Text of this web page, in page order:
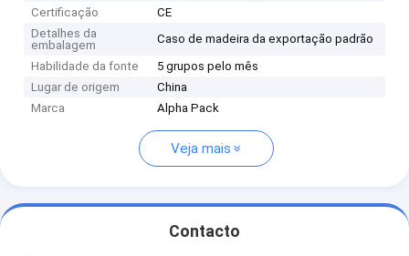
Certificação
CE
Detalhes da
embalagem
Caso de madeira da exportação padrão
Habilidade da fonte
5 grupos pelo mês
Lugar de origem
China
Marca
Alpha Pack
Veja mais
Contacto